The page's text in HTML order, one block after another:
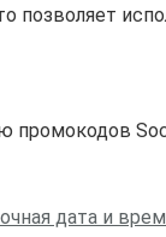
позволяет
дата и